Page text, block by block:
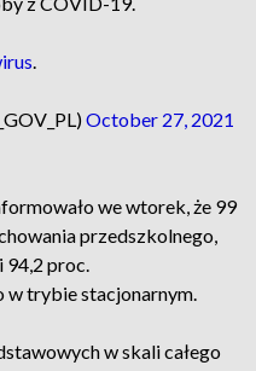
.
October 27, 2021
we wtorek, że 99
przedszkolnego,
94,2 proc.
w trybie stacjonarnym.
w skali całego